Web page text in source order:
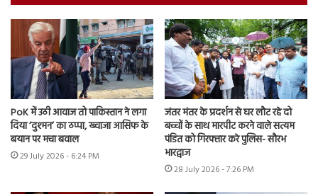
PoK में उठी आवाज तो पाकिस्तान ने लगा
दिया ‘दुश्मन’ का ठप्पा, ख्वाजा आसिफ के
बयान पर मचा बवाल
29 July 2026 - 6:24 PM
जंतर मंतर के प्रदर्शन से घर लौट रहे दो
बच्चों के साथ मारपीट करने वाले सत्यम
पंडित को गिरफ्तार करे पुलिस- सौरभ
भारद्वाज
28 July 2026 - 7:26 PM